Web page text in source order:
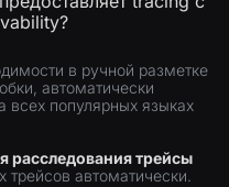
в ручной разметке
автоматически
всех популярных языках
расследования трейсы
автоматически.